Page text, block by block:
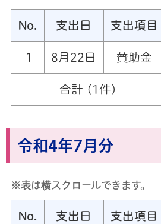
No. 支出日 支出項目
1 8月22日 賛助金
合計 (1件)
令和4年7月分
※表は横スクロールできます。
No. 支出日 支出項目